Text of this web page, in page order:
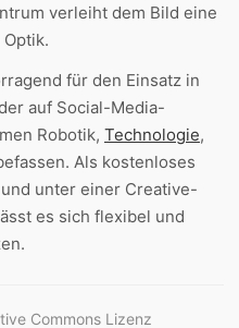
verleiht dem Bild eine
für den Einsatz in
auf Social-Media-
Robotik, Technologie,
Als kostenloses
und unter einer Creative-
es sich flexibel und
Commons Lizenz